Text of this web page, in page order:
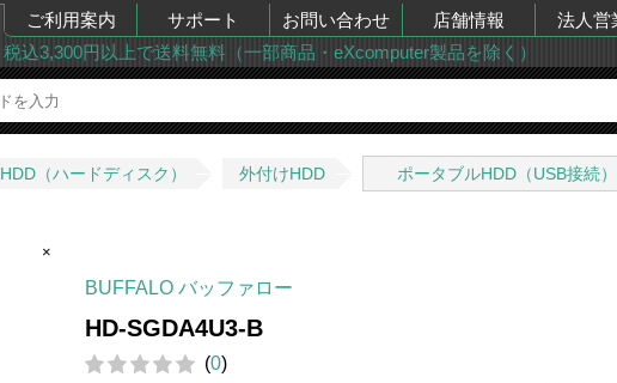
ご利用案内 サポート お問い合わせ 店舗情報 法人営
税込3,300円以上で送料無料（一部商品・eXcomputer製品を除く）
HDD（ハードディスク） 外付けHDD ポータブルHDD（USB接続）
×
BUFFALO バッファロー
HD-SGDA4U3-B
(0)